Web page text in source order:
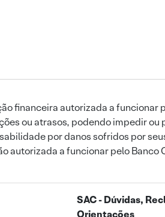
financeira autorizada a funcionar
ou atrasos, podendo impedir ou
por danos sofridos por
autorizada a funcionar pelo Banco
SAC - Dúvidas,
Orientações